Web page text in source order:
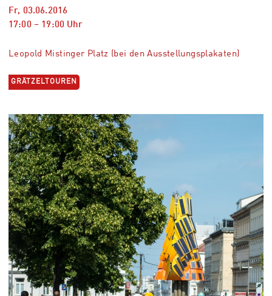
Fr, 03.06.2016
17:00 – 19:00 Uhr
Leopold Mistinger Platz (bei den Ausstellungsplakaten)
GRÄTZELTOUREN